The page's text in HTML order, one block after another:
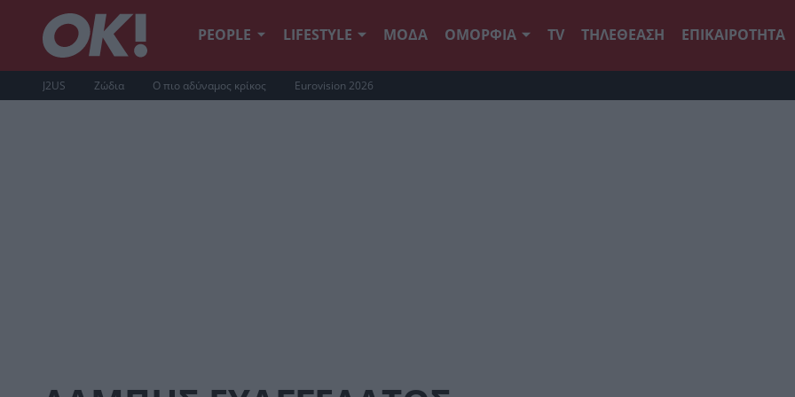
PEOPLE LIFESTYLE ΜΟΔΑ ΟΜΟΡΦΙΑ TV ΤΗΛΕΘΕΑΣΗ ΕΠΙΚΑΙΡΟΤΗΤΑ
J2US Ζώδια Ο πιο αδύναμος κρίκος Eurovision 2026